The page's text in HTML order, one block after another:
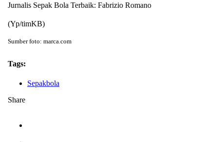
Jurnalis Sepak Bola Terbaik: Fabrizio Romano
(Yp/timKB)
Sumber foto: marca.com
Tags:
Sepakbola
Share